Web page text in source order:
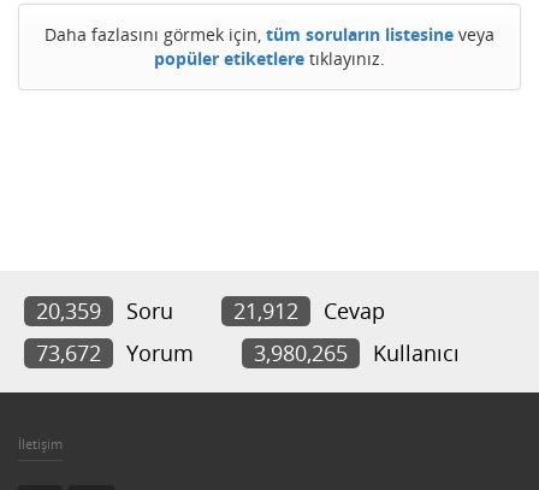
Daha fazlasını görmek için, tüm soruların listesine veya
popüler etiketlere tıklayınız.
20,359 Soru 21,912
Cevap
73,672
Yorum 3,980,265 Kullanıcı
İletişim